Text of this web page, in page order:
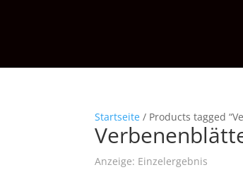
Startseite / Products tagged
Anzeige: Einzelergebnis